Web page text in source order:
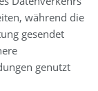
während die
gesendet
genutzt